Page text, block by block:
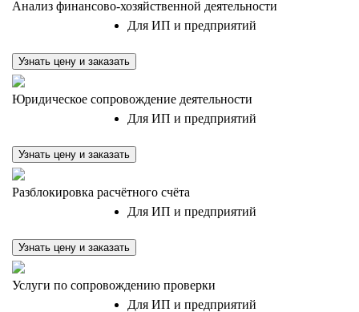
Анализ финансово-хозяйственной деятельности
Для ИП и предприятий
Узнать цену и заказать
Юридическое сопровождение деятельности
Для ИП и предприятий
Узнать цену и заказать
Разблокировка расчётного счёта
Для ИП и предприятий
Узнать цену и заказать
Услуги по сопровождению проверки
Для ИП и предприятий